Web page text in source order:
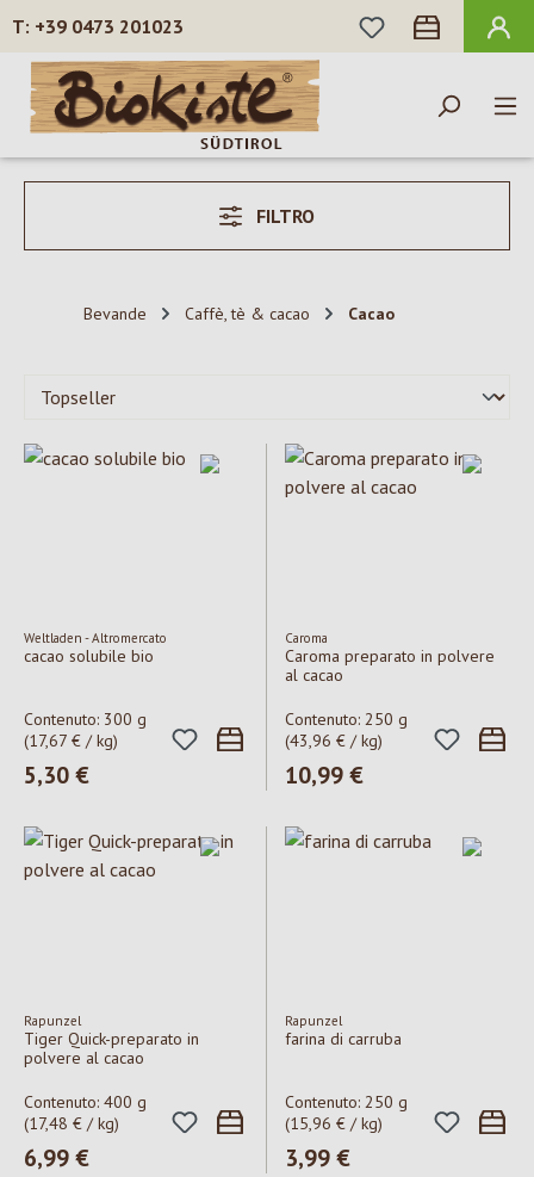
Passa al contenuto principale
+39 0473 201023
HAI 0 ARTICOLI
FILTRO
Bevande Caffè, tè & cacao Cacao
Weltladen - Altromercato
cacao solubile bio
Contenuto: 300 g
(17,67 € / kg)
Prezzo normale:
5,30 €
Caroma
Caroma preparato in polvere
al cacao
Contenuto: 250 g
(43,96 € / kg)
Prezzo normale:
10,99 €
Rapunzel
Tiger Quick-preparato in
polvere al cacao
Contenuto: 400 g
(17,48 € / kg)
Prezzo normale:
6,99 €
Rapunzel
farina di carruba
Contenuto: 250 g
(15,96 € / kg)
Prezzo normale:
3,99 €